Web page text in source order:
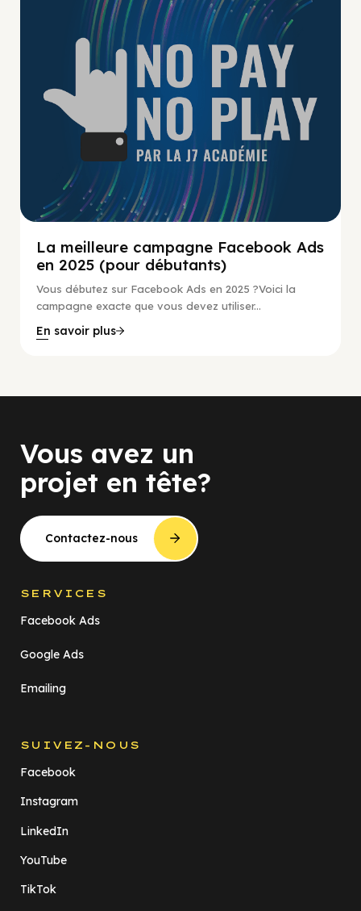
La meilleure campagne Facebook Ads
en 2025 (pour débutants)
Vous débutez sur Facebook Ads en 2025 ?Voici la
campagne exacte que vous devez utiliser...
En savoir plus
Vous avez un
projet en tête?
Contactez-nous
SERVICES
Facebook Ads
Google Ads
Emailing
SUIVEZ-NOUS
Facebook
Instagram
LinkedIn
YouTube
TikTok